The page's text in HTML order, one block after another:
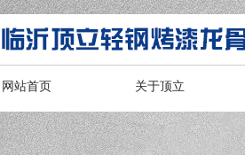
网站首页 关于顶立